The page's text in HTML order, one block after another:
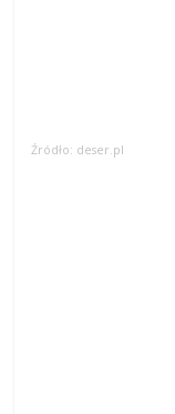
Źródło: deser.pl